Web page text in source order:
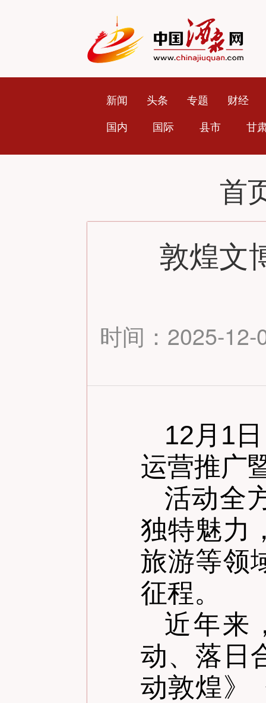
新闻 头条 专题
财经
国内
国际 县市 甘
首
敦煌文
时间：2025-12-
12月1
运营推广
活动全
独特魅力
旅游等领
征程。
近年来
动、落日
动敦煌》